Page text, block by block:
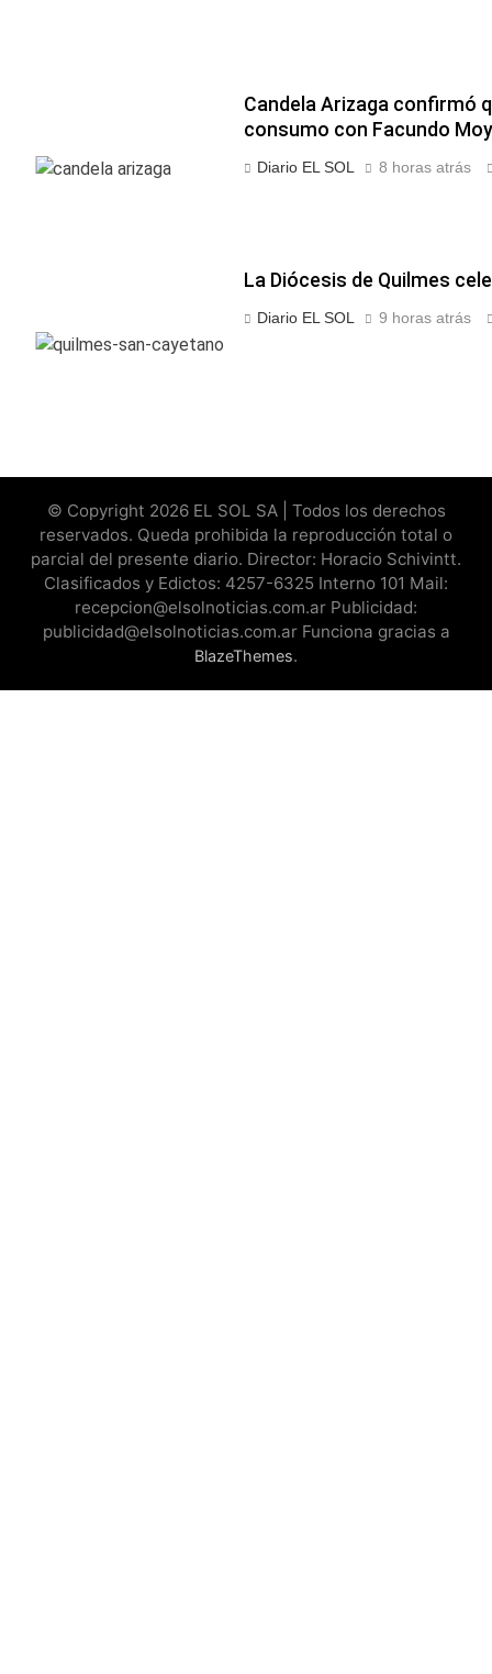
Candela Arizaga confirmó
consumo con Facundo
Diario EL SOL 8 horas atrás
La Diócesis de Quilmes
Diario EL SOL 9 horas atrás
© Copyright 2026 EL SOL SA | Todos los derechos
reservados. Queda prohibida la reproducción total o
parcial del presente diario. Director: Horacio Schivintt.
Clasificados y Edictos: 4257-6325 Interno 101 Mail:
recepcion@elsolnoticias.com.ar Publicidad:
publicidad@elsolnoticias.com.ar Funciona gracias a
BlazeThemes.